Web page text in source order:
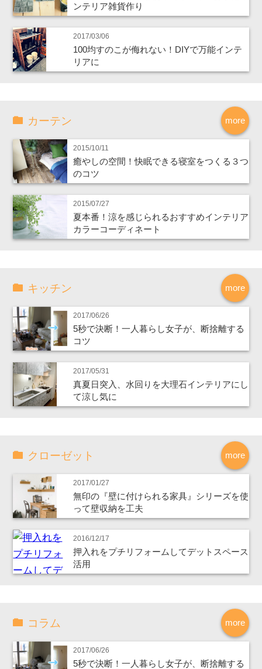
ンテリア雑貨作り
2017/03/06
100均すのこが侮れない！DIYで万能インテ
リアに
more
カーテン
2015/10/11
癒やしの空間！快眠できる寝室をつくる３つ
のコツ
2015/07/27
夏本番！涼を感じられるおすすめインテリア
カラーコーディネート
more
キッチン
2017/06/26
5秒で決断！一人暮らし女子が、断捨離する
コツ
2017/05/31
真夏日突入、水回りを大理石インテリアにし
て涼し気に
more
クローゼット
2017/01/27
無印の『壁に付けられる家具』シリーズを使
って壁収納を工夫
2016/12/17
押入れをプチリフォームしてデットスペース
活用
more
コラム
2017/06/26
5秒で決断！一人暮らし女子が、断捨離する